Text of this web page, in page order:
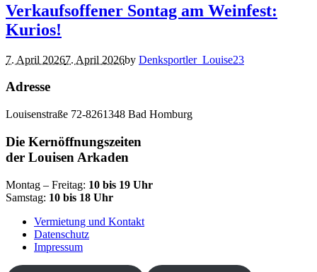
Verkaufsoffener Sontag am Weinfest:
Kurios!
7. April 20267. April 2026by Denksportler_Louise23
Adresse
Louisenstraße 72-8261348 Bad Homburg
Die Kernöffnungszeiten
der Louisen Arkaden
Montag – Freitag: 10 bis 19 Uhr
Samstag: 10 bis 18 Uhr
Vermietung und Kontakt
Datenschutz
Impressum